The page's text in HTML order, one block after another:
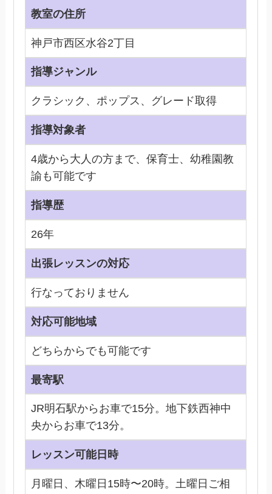
教室の住所
神戸市西区水谷2丁目
指導ジャンル
クラシック、ポップス、グレード取得
指導対象者
4歳から大人の方まで、保育士、幼稚園教
諭も可能です
指導歴
26年
出張レッスンの対応
行なっておりません
対応可能地域
どちらからでも可能です
最寄駅
JR明石駅からお車で15分。地下鉄西神中
央からお車で13分。
レッスン可能日時
月曜日、木曜日15時〜20時。土曜日ご相